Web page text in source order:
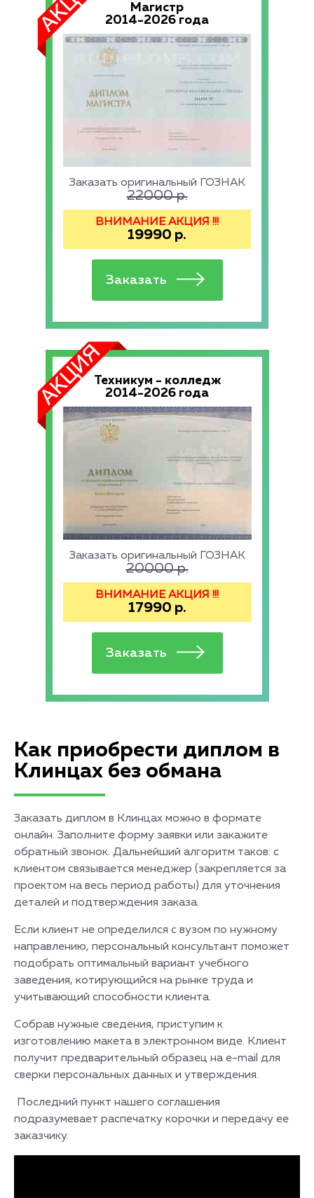
Магистр
2014-2026 года
Заказать оригинальный ГОЗНАК
22000р.
ВНИМАНИЕ АКЦИЯ !!!
19990 р.
Техникум - колледж
2014-2026 года
Заказать оригинальный ГОЗНАК
20000р.
ВНИМАНИЕ АКЦИЯ !!!
17990 р.
Как приобрести диплом в
Клинцах без обмана
Заказать диплом в Клинцах можно в формате
онлайн. Заполните форму заявки или закажите
обратный звонок. Дальнейший алгоритм таков: с
клиентом связывается менеджер (закрепляется за
проектом на весь период работы) для уточнения
деталей и подтверждения заказа.
Если клиент не определился с вузом по нужному
направлению, персональный консультант поможет
подобрать оптимальный вариант учебного
заведения, котирующийся на рынке труда и
учитывающий способности клиента.
Собрав нужные сведения, приступим к
изготовлению макета в электронном виде. Клиент
получит предварительный образец на e-mail для
сверки персональных данных и утверждения.
Последний пункт нашего соглашения
подразумевает распечатку корочки и передачу ее
заказчику.